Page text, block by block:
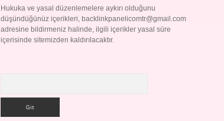
Hukuka ve yasal düzenlemelere aykırı olduğunu
düşündüğünüz içerikleri, backlinkpanelicomtr@gmail.com
adresine bildirmeniz halinde, ilgili içerikler yasal süre
içerisinde sitemizden kaldırılacaktır.